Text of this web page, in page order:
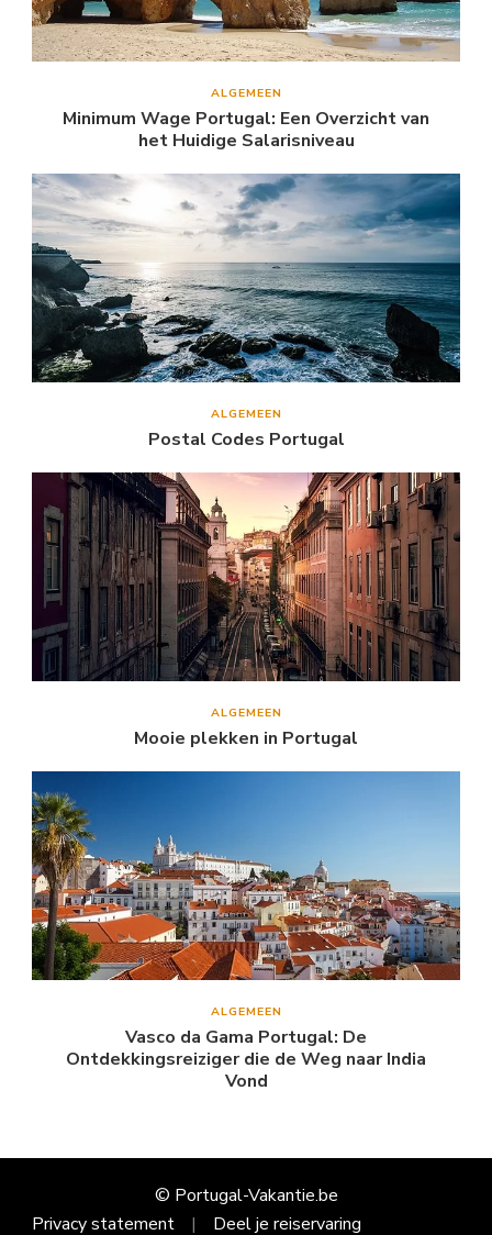
ALGEMEEN
Minimum Wage Portugal: Een Overzicht van
het Huidige Salarisniveau
ALGEMEEN
Postal Codes Portugal
ALGEMEEN
Mooie plekken in Portugal
ALGEMEEN
Vasco da Gama Portugal: De
Ontdekkingsreiziger die de Weg naar India
Vond
© Portugal-Vakantie.be
Privacy statement
Deel je reiservaring